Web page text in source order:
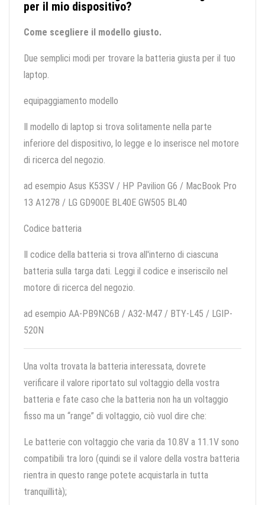
per il mio dispositivo?
Come scegliere il modello giusto.
Due semplici modi per trovare la batteria giusta per il tuo
laptop.
equipaggiamento modello
Il modello di laptop si trova solitamente nella parte
inferiore del dispositivo, lo legge e lo inserisce nel motore
di ricerca del negozio.
ad esempio Asus K53SV / HP Pavilion G6 / MacBook Pro
13 A1278 / LG GD900E BL40E GW505 BL40
Codice batteria
Il codice della batteria si trova all'interno di ciascuna
batteria sulla targa dati. Leggi il codice e inseriscilo nel
motore di ricerca del negozio.
ad esempio AA-PB9NC6B / A32-M47 / BTY-L45 / LGIP-
520N
Una volta trovata la batteria interessata, dovrete
verificare il valore riportato sul voltaggio della vostra
batteria e fate caso che la batteria non ha un voltaggio
fisso ma un “range” di voltaggio, ciò vuol dire che:
Le batterie con voltaggio che varia da 10.8V a 11.1V sono
compatibili tra loro (quindi se il valore della vostra batteria
rientra in questo range potete acquistarla in tutta
tranquillità);